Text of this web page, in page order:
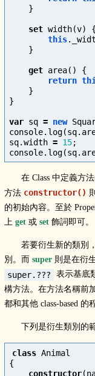
}
set width(v) {
this.
}
get area()
{
return
}
}
var sq = new
console. log(sq.
sq.width = 15;
console. log(sq.
在 Class 中定義方
方法 constructor()
的初始內容。至於
上 get 或 set 飾詞即可。
若要衍生新的類別
別。而 super 則是在衍
super.??? 表示基底
構方法。在方法名稱前
都和其他 class-based 的
下列是衍生類別的
class Animal
{
constructor(